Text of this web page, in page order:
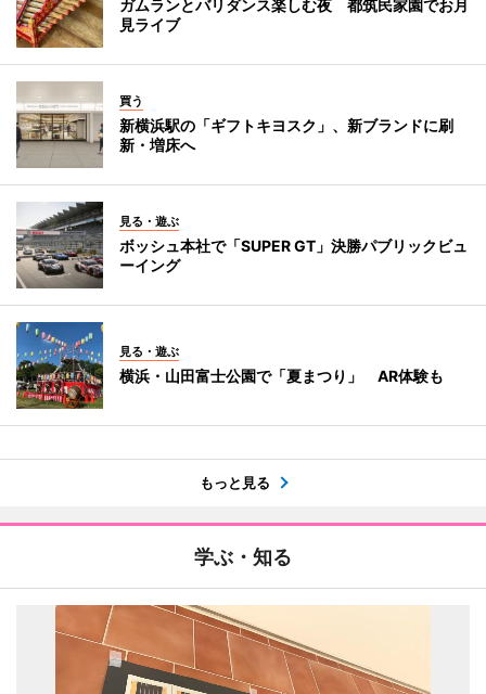
ガムランとバリダンス楽しむ夜 都筑民家園でお月
見ライブ
買う
新横浜駅の「ギフトキヨスク」、新ブランドに刷
新・増床へ
見る・遊ぶ
ボッシュ本社で「SUPER GT」決勝パブリックビュ
ーイング
見る・遊ぶ
横浜・山田富士公園で「夏まつり」 AR体験も
もっと見る
学ぶ・知る